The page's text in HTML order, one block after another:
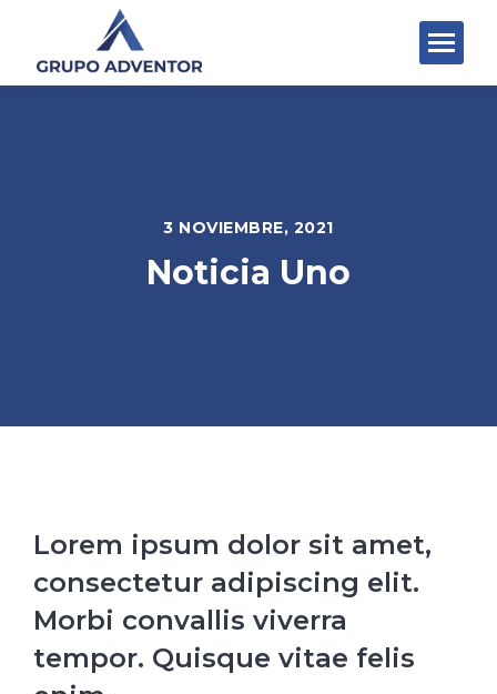
3 NOVIEMBRE, 2021
Noticia Uno
Lorem ipsum dolor sit amet,
consectetur adipiscing elit.
Morbi convallis viverra
tempor. Quisque vitae felis